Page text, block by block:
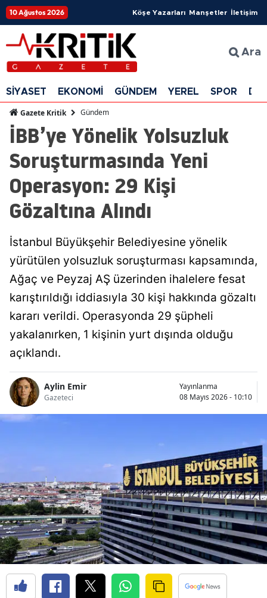
10 Ağustos 2026 Köşe Yazarları Manşetler İletişim
Ara
SİYASET EKONOMİ GÜNDEM YEREL SPOR
Gazete Kritik Gündem
İBB’ye Yönelik Yolsuzluk
Soruşturmasında Yeni
Operasyon: 29 Kişi
Gözaltına Alındı
İstanbul Büyükşehir Belediyesine yönelik
yürütülen yolsuzluk soruşturması kapsamında,
Ağaç ve Peyzaj AŞ üzerinden ihalelere fesat
karıştırıldığı iddiasıyla 30 kişi hakkında gözaltı
kararı verildi. Operasyonda 29 şüpheli
yakalanırken, 1 kişinin yurt dışında olduğu
açıklandı.
Aylin Emir
Gazeteci
Yayınlanma
08 Mayıs 2026 - 10:10